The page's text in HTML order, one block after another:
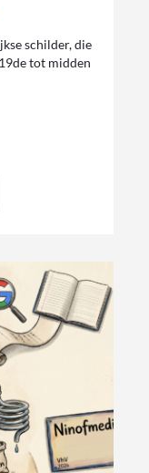
schilder, die
tot midden